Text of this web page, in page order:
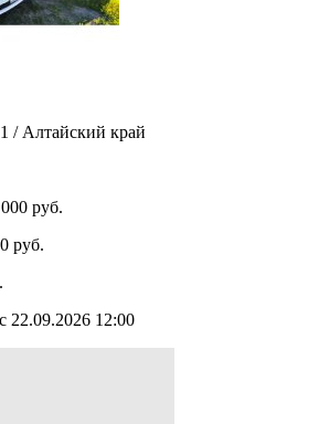
/ Алтайский край
руб.
руб.
с 22.09.2026 12:00